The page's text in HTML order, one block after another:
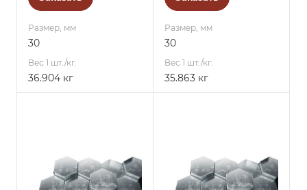
Размер, мм
30
Вес 1 шт./кг.
36.904 кг
Размер, мм
30
Вес 1 шт./кг.
35.863 кг